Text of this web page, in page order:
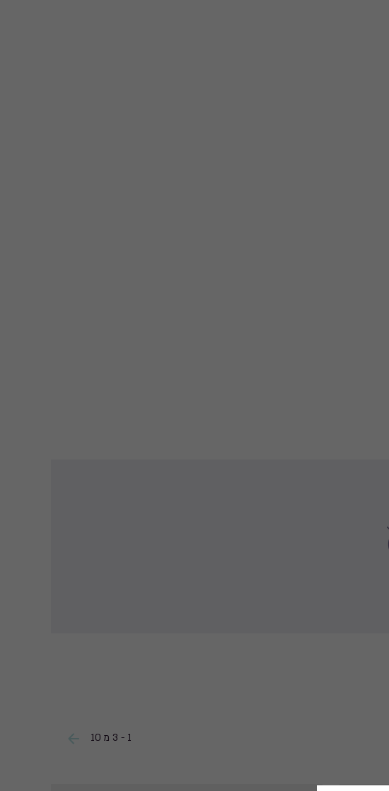
1 - 3 מ 10